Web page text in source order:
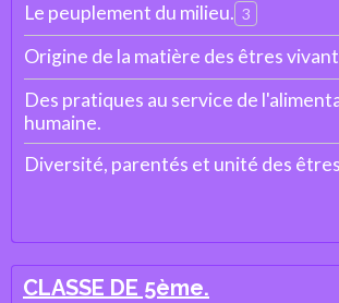
Le peuplement du milieu. 3
Origine de la matière des êtres
Des pratiques au service de
humaine.
Diversité, parentés et unité des
CLASSE DE 5ème.